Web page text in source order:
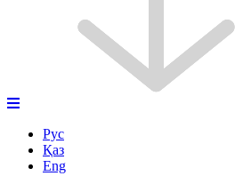
Рус
Қаз
Eng